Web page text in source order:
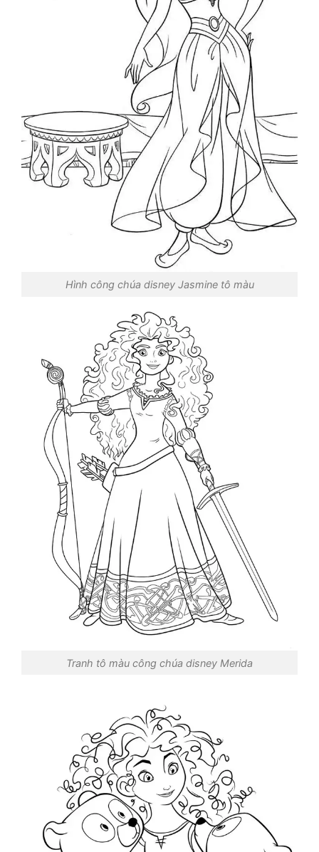
Hình công chúa disney Jasmine tô màu
Tranh tô màu công chúa disney Merida